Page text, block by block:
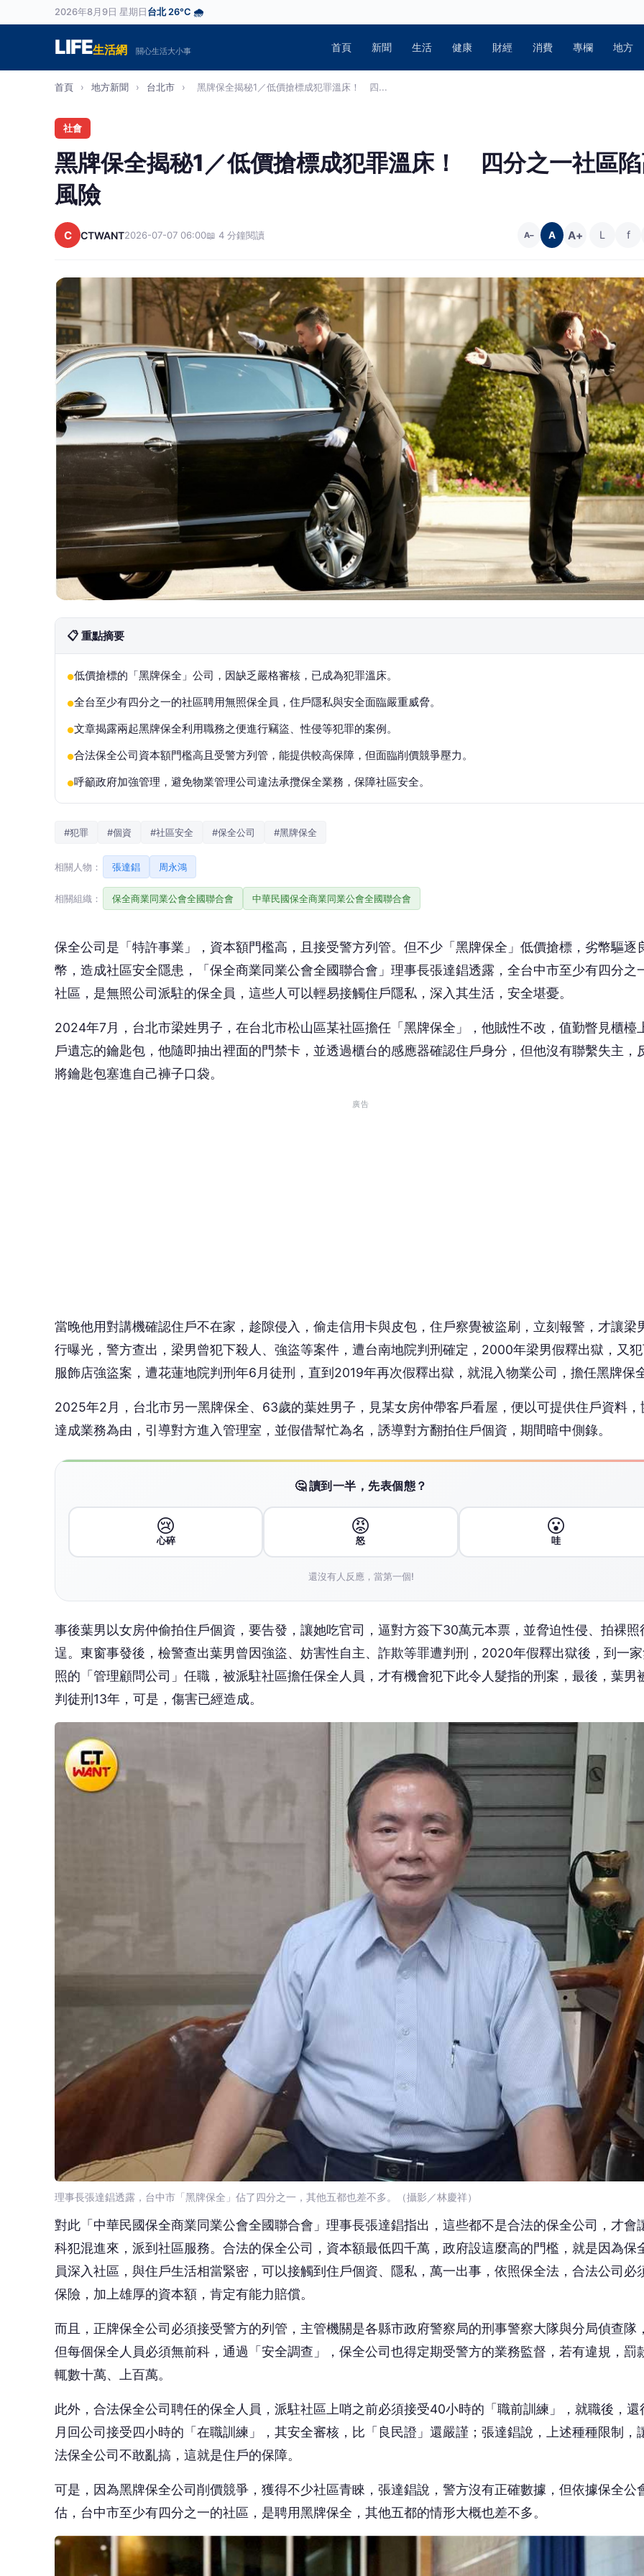
2026年8月9日 星期日 台北 26°C 🌧️
LIFE生活網 關心生活大小事 首頁 新聞 生活 健康 財經 消費 專欄 地方
首頁 › 地方新聞 › 台北市 › 黑牌保全揭秘1／低價搶標成犯罪溫床！ 四...
社會
黑牌保全揭秘1／低價搶標成犯罪溫床！ 四分之一社區
風險
C CTWANT2026-07-07 06:00📖 4 分鐘閱讀 A− A A+ L f
📋 重點摘要
●低價搶標的「黑牌保全」公司，因缺乏嚴格審核，已成為犯罪溫床。
●全台至少有四分之一的社區聘用無照保全員，住戶隱私與安全面臨嚴重威脅。
●文章揭露兩起黑牌保全利用職務之便進行竊盜、性侵等犯罪的案例。
●合法保全公司資本額門檻高且受警方列管，能提供較高保障，但面臨削價競爭壓力。
●呼籲政府加強管理，避免物業管理公司違法承攬保全業務，保障社區安全。
#犯罪 #個資 #社區安全 #保全公司 #黑牌保全
相關人物： 張達錩 周永鴻
相關組織： 保全商業同業公會全國聯合會 中華民國保全商業同業公會全國聯合會
保全公司是「特許事業」，資本額門檻高，且接受警方列管。但不少「黑牌保全」低價搶標，劣幣驅逐
幣，造成社區安全隱患，「保全商業同業公會全國聯合會」理事長張達錩透露，全台中市至少有四分之
社區，是無照公司派駐的保全員，這些人可以輕易接觸住戶隱私，深入其生活，安全堪憂。
2024年7月，台北市梁姓男子，在台北市松山區某社區擔任「黑牌保全」，他賊性不改，值勤瞥見櫃檯
戶遺忘的鑰匙包，他隨即抽出裡面的門禁卡，並透過櫃台的感應器確認住戶身分，但他沒有聯繫失主，
將鑰匙包塞進自己褲子口袋。
廣告
當晚他用對講機確認住戶不在家，趁隙侵入，偷走信用卡與皮包，住戶察覺被盜刷，立刻報警，才讓梁
行曝光，警方查出，梁男曾犯下殺人、強盜等案件，遭台南地院判刑確定，2000年梁男假釋出獄，又
服飾店強盜案，遭花蓮地院判刑年6月徒刑，直到2019年再次假釋出獄，就混入物業公司，擔任黑牌保
2025年2月，台北市另一黑牌保全、63歲的葉姓男子，見某女房仲帶客戶看屋，便以可提供住戶資料，
達成業務為由，引導對方進入管理室，並假借幫忙為名，誘導對方翻拍住戶個資，期間暗中側錄。
🤔 讀到一半，先表個態？
😢
心碎
😡
怒
😮
哇
還沒有人反應，當第一個!
事後葉男以女房仲偷拍住戶個資，要告發，讓她吃官司，逼對方簽下30萬元本票，並脅迫性侵、拍裸照
逞。東窗事發後，檢警查出葉男曾因強盜、妨害性自主、詐欺等罪遭判刑，2020年假釋出獄後，到一
照的「管理顧問公司」任職，被派駐社區擔任保全人員，才有機會犯下此令人髮指的刑案，最後，葉男
判徒刑13年，可是，傷害已經造成。
理事長張達錩透露，台中市「黑牌保全」佔了四分之一，其他五都也差不多。（攝影／林慶祥）
對此「中華民國保全商業同業公會全國聯合會」理事長張達錩指出，這些都不是合法的保全公司，才會
科犯混進來，派到社區服務。合法的保全公司，資本額最低四千萬，政府設這麼高的門檻，就是因為保
員深入社區，與住戶生活相當緊密，可以接觸到住戶個資、隱私，萬一出事，依照保全法，合法公司必
保險，加上雄厚的資本額，肯定有能力賠償。
而且，正牌保全公司必須接受警方的列管，主管機關是各縣市政府警察局的刑事警察大隊與分局偵查隊
但每個保全人員必須無前科，通過「安全調查」，保全公司也得定期受警方的業務監督，若有違規，罰
輒數十萬、上百萬。
此外，合法保全公司聘任的保全人員，派駐社區上哨之前必須接受40小時的「職前訓練」，就職後，還
月回公司接受四小時的「在職訓練」，其安全審核，比「良民證」還嚴謹；張達錩說，上述種種限制，
法保全公司不敢亂搞，這就是住戶的保障。
可是，因為黑牌保全公司削價競爭，獲得不少社區青睞，張達錩說，警方沒有正確數據，但依據保全公
估，台中市至少有四分之一的社區，是聘用黑牌保全，其他五都的情形大概也差不多。